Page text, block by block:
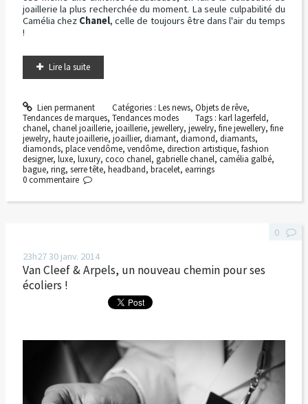
joaillerie la plus recherchée du moment. La seule culpabilité du
Camélia chez Chanel, celle de toujours être dans l'air du temps
!
Lire la suite
Lien permanent Catégories : Les news, Objets de rêve,
Tendances de marques, Tendances modes Tags :karl lagerfeld,
chanel, chanel joaillerie, joaillerie, jewellery, jewelry, fine jewellery, fine
jewelry, haute joaillerie, joaillier, diamant, diamond, diamants,
diamonds, place vendôme, vendôme, direction artistique, fashion
designer, luxe, luxury, coco chanel, gabrielle chanel, camélia galbé,
bague, ring, serre tête, headband, bracelet, earrings
0 commentaire
23h2730 janv. 2014
Van Cleef & Arpels, un nouveau chemin pour ses
écoliers !
0